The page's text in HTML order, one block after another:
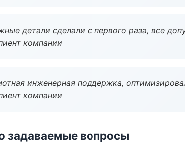
детали сделали с первого раза, все
компании
инженерная поддержка,
компании
задаваемые вопросы